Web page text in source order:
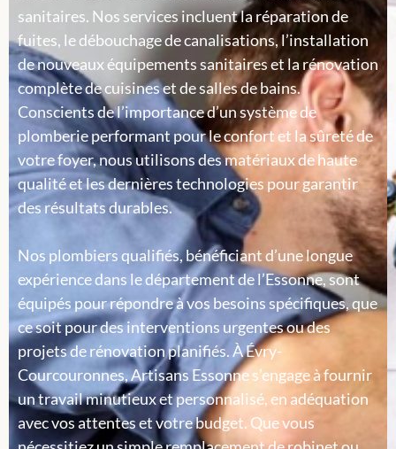
sanitaires. Nos services incluent la réparation de
fuites, le débouchage de canalisations, l’installation
de nouveaux équipements sanitaires et la rénovation
complète de cuisines et de salles de bains.
Conscients de l’importance d’un système de
plomberie performant pour le confort et la sûreté de
votre foyer, nous utilisons des matériaux de haute
qualité et les dernières technologies pour garantir
des résultats durables.
Nos plombiers qualifiés, bénéficiant d’une longue
expérience dans le département de l’Essonne, sont
équipés pour répondre à vos besoins spécifiques, que
ce soit pour des interventions urgentes ou des
projets de rénovation planifiés. À Évry-
Courcouronnes, Artisans Essonne s’engage à fournir
un travail minutieux et personnalisé, en adéquation
avec vos attentes et votre budget. Que vous